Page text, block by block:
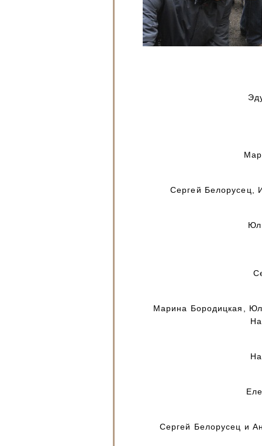
Сергей Белорусец,
Марина Бородицкая,
Сергей Белорусец и